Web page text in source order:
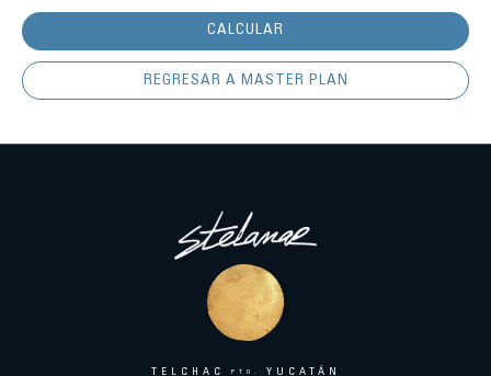
CALCULAR
REGRESAR A MASTER PLAN
TELCHAC PTO. YUCATÁN